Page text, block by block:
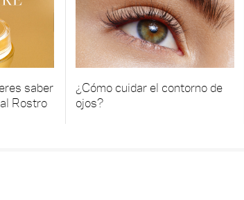
saber
Rostro
¿Cómo cuidar el contorno de
ojos?